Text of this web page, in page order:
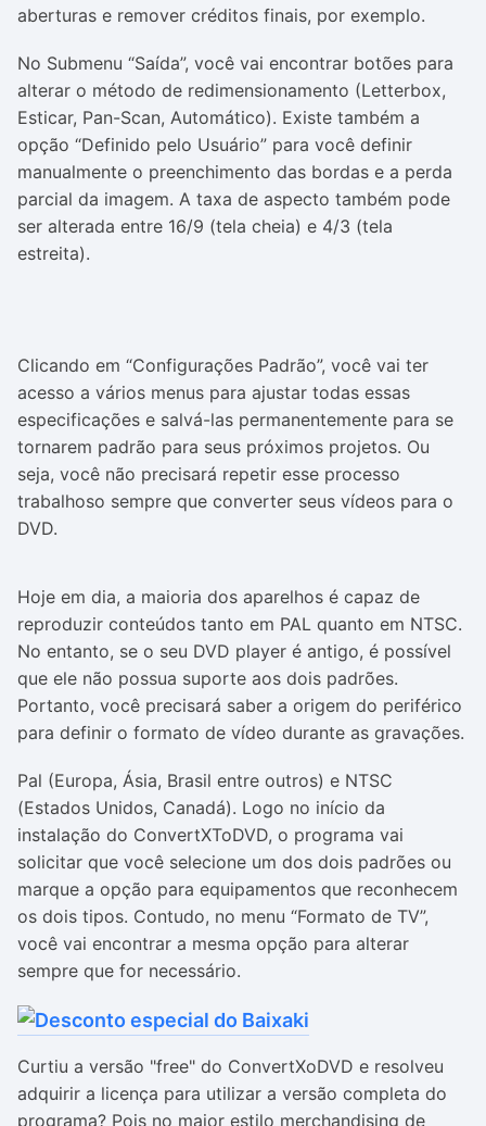
aberturas e remover créditos finais, por exemplo.
No Submenu “Saída”, você vai encontrar botões para
alterar o método de redimensionamento (Letterbox,
Esticar, Pan-Scan, Automático). Existe também a
opção “Definido pelo Usuário” para você definir
manualmente o preenchimento das bordas e a perda
parcial da imagem. A taxa de aspecto também pode
ser alterada entre 16/9 (tela cheia) e 4/3 (tela
estreita).
Clicando em “Configurações Padrão”, você vai ter
acesso a vários menus para ajustar todas essas
especificações e salvá-las permanentemente para se
tornarem padrão para seus próximos projetos. Ou
seja, você não precisará repetir esse processo
trabalhoso sempre que converter seus vídeos para o
DVD.
Hoje em dia, a maioria dos aparelhos é capaz de
reproduzir conteúdos tanto em PAL quanto em NTSC.
No entanto, se o seu DVD player é antigo, é possível
que ele não possua suporte aos dois padrões.
Portanto, você precisará saber a origem do periférico
para definir o formato de vídeo durante as gravações.
Pal (Europa, Ásia, Brasil entre outros) e NTSC
(Estados Unidos, Canadá). Logo no início da
instalação do ConvertXToDVD, o programa vai
solicitar que você selecione um dos dois padrões ou
marque a opção para equipamentos que reconhecem
os dois tipos. Contudo, no menu “Formato de TV”,
você vai encontrar a mesma opção para alterar
sempre que for necessário.
Curtiu a versão "free" do ConvertXoDVD e resolveu
adquirir a licença para utilizar a versão completa do
programa? Pois no maior estilo merchandising de